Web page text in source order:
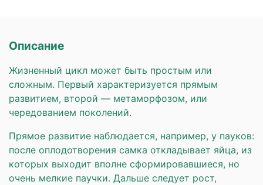
Описание
Жизненный цикл может быть простым или
сложным. Первый характеризуется прямым
развитием, второй — метаморфозом, или
чередованием поколений.
Прямое развитие наблюдается, например, у пауков:
после оплодотворения самка откладывает яйца, из
которых выходит вполне сформировавшиеся, но
очень мелкие паучки. Дальше следует рост,